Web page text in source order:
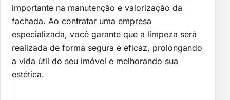
importante na manutenção e valorização da
fachada. Ao contratar uma empresa
especializada, você garante que a limpeza será
realizada de forma segura e eficaz, prolongando
a vida útil do seu imóvel e melhorando sua
estética.